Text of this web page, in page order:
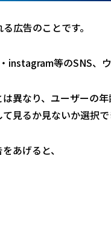
広告のことです。
等のSNS、
異なり、ユーザーの
見るか見ないか選択
あげると、